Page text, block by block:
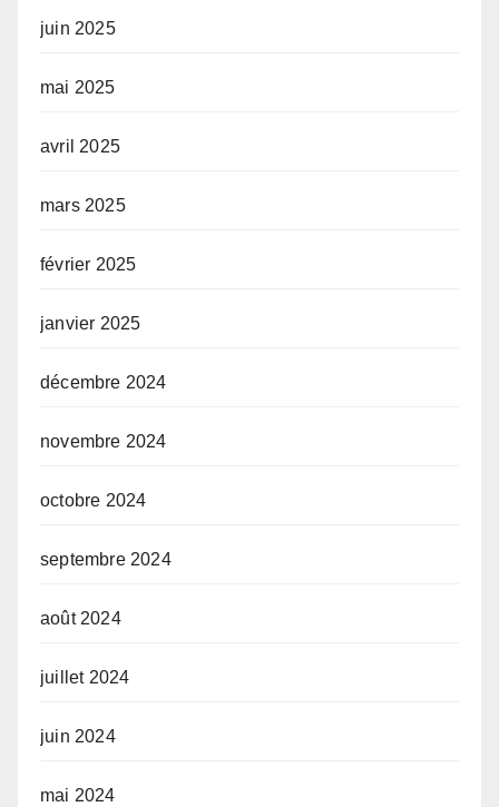
juin 2025
mai 2025
avril 2025
mars 2025
février 2025
janvier 2025
décembre 2024
novembre 2024
octobre 2024
septembre 2024
août 2024
juillet 2024
juin 2024
mai 2024